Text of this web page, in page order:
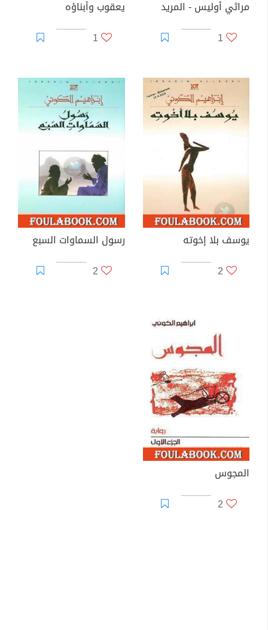
مراثي أوليس - المريد
1
يعقوب وأبناؤه
1
يوسف بلا إخوته
2
رسول السماوات السبع
2
المجوس
2